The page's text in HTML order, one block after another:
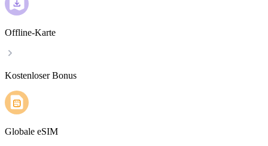
Offline-Karte
Kostenloser Bonus
Globale eSIM